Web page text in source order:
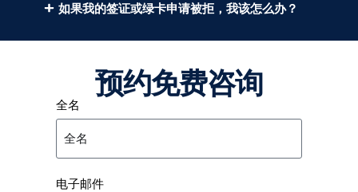
如果我的签证或绿卡申请被拒，我该怎么办？
预约免费咨询
全名
电子邮件